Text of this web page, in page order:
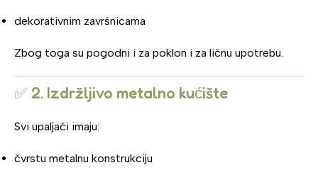
dekorativnim završnicama
Zbog toga su pogodni i za poklon i za ličnu upotrebu.
✅ 2. Izdržljivo metalno kućište
Svi upaljači imaju:
čvrstu metalnu konstrukciju